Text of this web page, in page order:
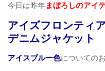
今日は昨年まぼろしのアイ
アイズフロンティ
デニムジャケット
アイスブルー色についての